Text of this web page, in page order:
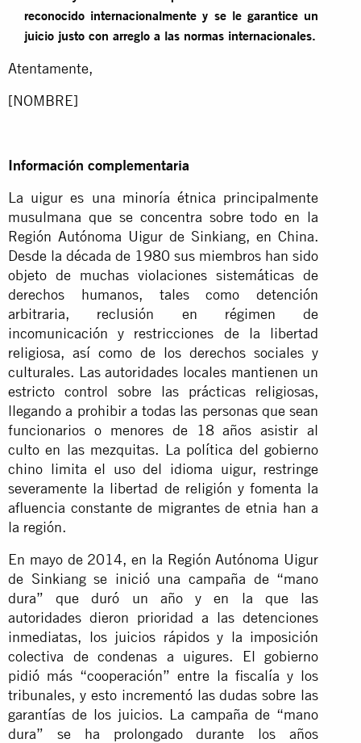
reconocido internacionalmente y se le garantice un
juicio justo con arreglo a las normas internacionales.
Atentamente,
[NOMBRE]
Información complementaria
La uigur es una minoría étnica principalmente
musulmana que se concentra sobre todo en la
Región Autónoma Uigur de Sinkiang, en China.
Desde la década de 1980 sus miembros han sido
objeto de muchas violaciones sistemáticas de
derechos humanos, tales como detención
arbitraria, reclusión en régimen de
incomunicación y restricciones de la libertad
religiosa, así como de los derechos sociales y
culturales. Las autoridades locales mantienen un
estricto control sobre las prácticas religiosas,
llegando a prohibir a todas las personas que sean
funcionarios o menores de 18 años asistir al
culto en las mezquitas. La política del gobierno
chino limita el uso del idioma uigur, restringe
severamente la libertad de religión y fomenta la
afluencia constante de migrantes de etnia han a
la región.
En mayo de 2014, en la Región Autónoma Uigur
de Sinkiang se inició una campaña de “mano
dura” que duró un año y en la que las
autoridades dieron prioridad a las detenciones
inmediatas, los juicios rápidos y la imposición
colectiva de condenas a uigures. El gobierno
pidió más “cooperación” entre la fiscalía y los
tribunales, y esto incrementó las dudas sobre las
garantías de los juicios. La campaña de “mano
dura” se ha prolongado durante los años